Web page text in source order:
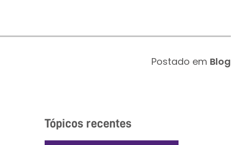
Postado em Blog
Tópicos recentes